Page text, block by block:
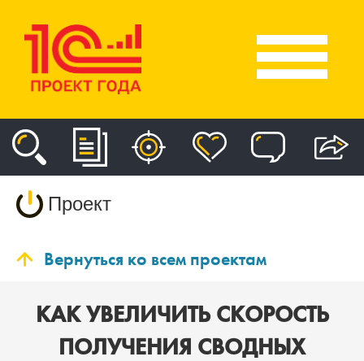
Проект
Вернуться ко всем проектам
КАК УВЕЛИЧИТЬ СКОРОСТЬ
ПОЛУЧЕНИЯ СВОДНЫХ